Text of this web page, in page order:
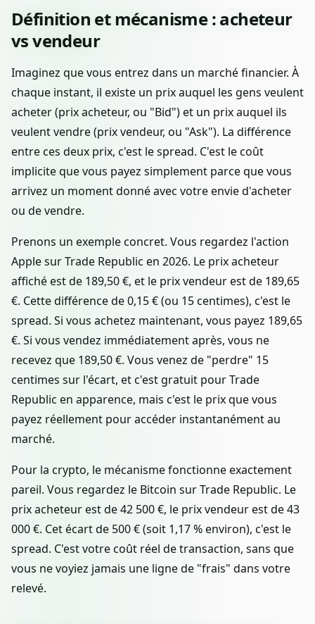
Définition et mécanisme : acheteur
vs vendeur
Imaginez que vous entrez dans un marché financier. À
chaque instant, il existe un prix auquel les gens veulent
acheter (prix acheteur, ou "Bid") et un prix auquel ils
veulent vendre (prix vendeur, ou "Ask"). La différence
entre ces deux prix, c'est le spread. C'est le coût
implicite que vous payez simplement parce que vous
arrivez un moment donné avec votre envie d'acheter
ou de vendre.
Prenons un exemple concret. Vous regardez l'action
Apple sur Trade Republic en 2026. Le prix acheteur
affiché est de 189,50 €, et le prix vendeur est de 189,65
€. Cette différence de 0,15 € (ou 15 centimes), c'est le
spread. Si vous achetez maintenant, vous payez 189,65
€. Si vous vendez immédiatement après, vous ne
recevez que 189,50 €. Vous venez de "perdre" 15
centimes sur l'écart, et c'est gratuit pour Trade
Republic en apparence, mais c'est le prix que vous
payez réellement pour accéder instantanément au
marché.
Pour la crypto, le mécanisme fonctionne exactement
pareil. Vous regardez le Bitcoin sur Trade Republic. Le
prix acheteur est de 42 500 €, le prix vendeur est de 43
000 €. Cet écart de 500 € (soit 1,17 % environ), c'est le
spread. C'est votre coût réel de transaction, sans que
vous ne voyiez jamais une ligne de "frais" dans votre
relevé.